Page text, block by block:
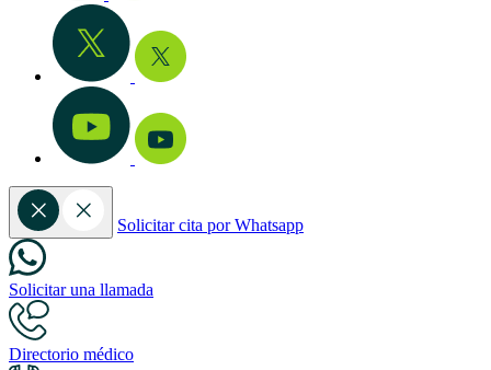
Solicitar cita por Whatsapp
Solicitar una llamada
Directorio médico